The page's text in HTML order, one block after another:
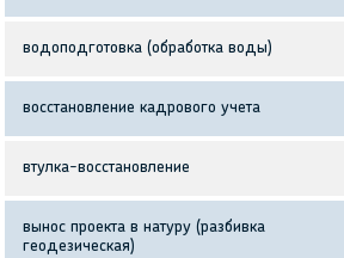
водоподготовка (обработка воды)
восстановление кадрового учета
втулка-восстановление
вынос проекта в натуру (разбивка
геодезическая)